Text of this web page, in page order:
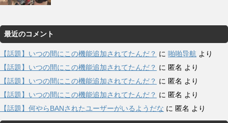
最近のコメント
【話題】いつの間にこの機能追加されてたんだ？ に 啪啪导航 より
【話題】いつの間にこの機能追加されてたんだ？ に 匿名 より
【話題】いつの間にこの機能追加されてたんだ？ に 匿名 より
【話題】いつの間にこの機能追加されてたんだ？ に 匿名 より
【話題】何やらBANされたユーザーがいるようだな に 匿名 より